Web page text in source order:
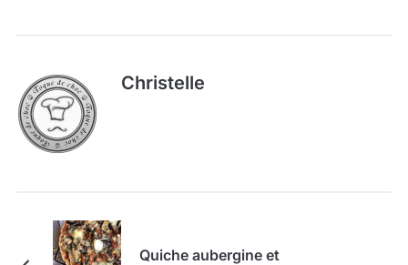
Christelle
Quiche aubergine et